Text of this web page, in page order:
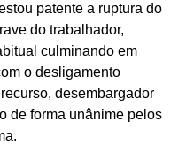
patente a ruptura do
do trabalhador,
culminando em
o desligamento
desembargador
de forma unânime pelos